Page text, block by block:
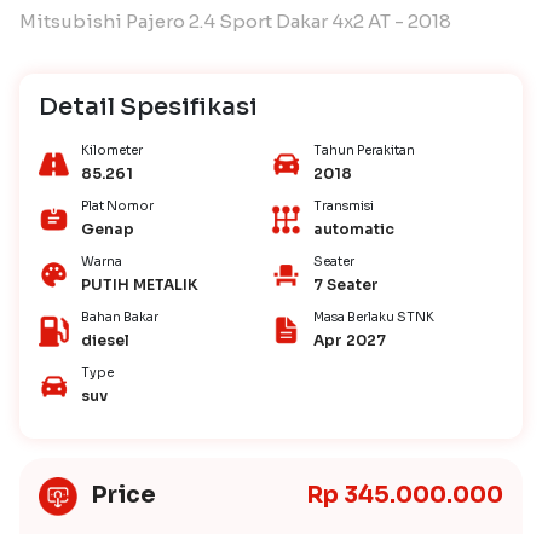
Mitsubishi Pajero 2.4 Sport Dakar 4x2 AT - 2018
Detail Spesifikasi
Kilometer
85.261
Tahun Perakitan
2018
Plat Nomor
Genap
Transmisi
automatic
Warna
PUTIH METALIK
Seater
7 Seater
Bahan Bakar
diesel
Masa Berlaku STNK
Apr 2027
Type
suv
Price Rp 345.000.000